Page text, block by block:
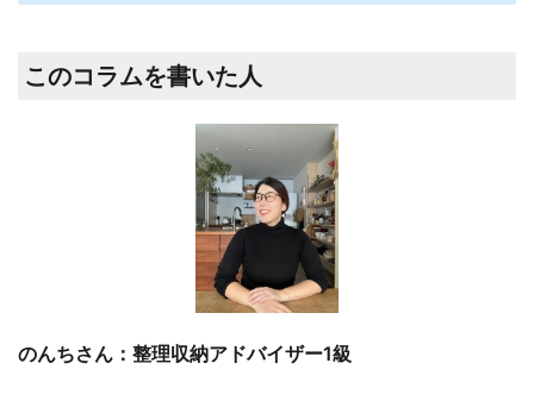
このコラムを書いた人
のんちさん：整理収納アドバイザー1級